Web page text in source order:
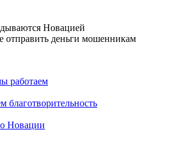
Новацией
отправить деньги мошенникам
работаем
благотворительность
Новации